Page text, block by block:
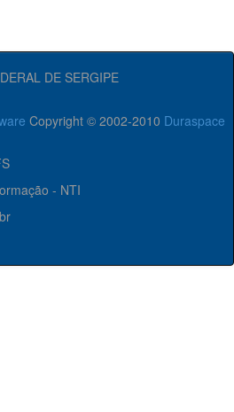
DE SERGIPE
Copyright © 2002-2010 Duraspace
- NTI